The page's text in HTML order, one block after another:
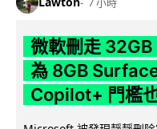
微軟刪走 32GB
為 8GB
Copilot+ 門檻